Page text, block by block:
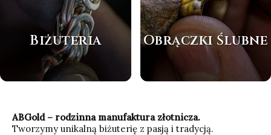
Biżuteria Obrączki Ślubne
ABGold – rodzinna manufaktura złotnicza.
Tworzymy unikalną biżuterię z pasją i tradycją.